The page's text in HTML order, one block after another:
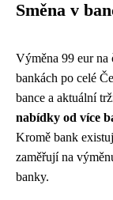
Směna v
Výměna 99 eur na
bankách po celé
bance a aktuální
nabídky od více
Kromě bank
zaměřují na
banky.